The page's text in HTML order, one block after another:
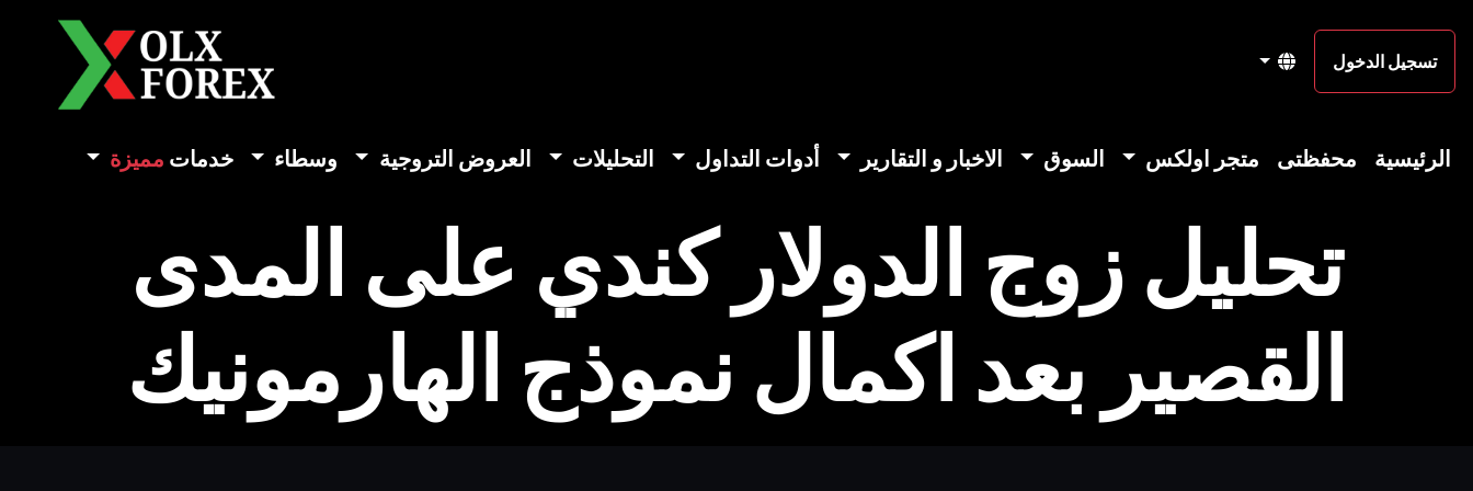
تسجيل الدخول
الرئيسية محفظتى متجر اولكس السوق الاخبار و التقارير أدوات التداول التحليلات العروض التروجية وسطاء خدمات مميزة
تحليل زوج الدولار كندي على المدى
القصير بعد اكمال نموذج الهارمونيك